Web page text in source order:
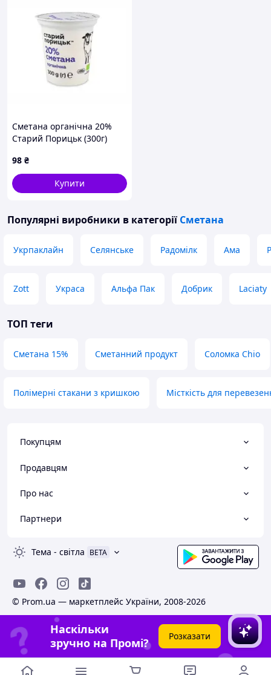
Сметана органічна 20%
Старий Порицьк (300г)
98 ₴
Купити
Популярні виробники в категорії Сметана
Укрпаклайн Селянське Радомілк Ама
Zott Украса Альфа Пак Добрик Laciaty
ТОП теги
Сметана 15% Сметанний продукт Соломка Chio
Полімерні стакани з кришкою Місткість для
Покупцям
Продавцям
Про нас
Партнери
Тема - світла BETA
© Prom.ua — маркетплейс України, 2008-2026
Наскільки
зручно на Промі?
Розказати